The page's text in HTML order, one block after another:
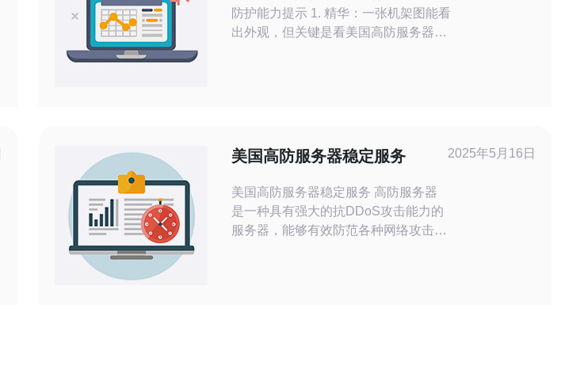
防护能力提示 1. 精华：一张机架图能看
出外观，但关键是看美国高防服务器的
通过SOC2/ISO27001
美国高防服务器稳定服务
美国高防服务器稳定服务 高防服务器
是一种具有强大的抗DDoS攻击能力的
服务器，能够有效防范各种网络攻击，
2025年5月16日